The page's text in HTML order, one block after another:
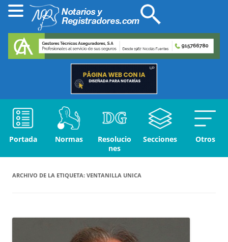
Portada Normas
Resolucio
nes
Secciones Otros
ARCHIVO DE LA ETIQUETA: VENTANILLA UNICA